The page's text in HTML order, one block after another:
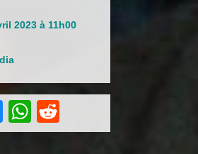
2023 à 11h00
Bluesky
WhatsApp